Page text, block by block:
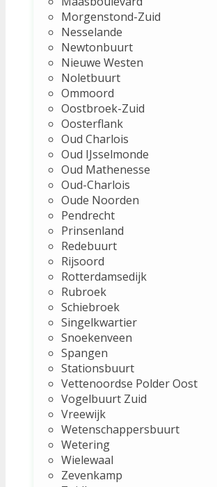
Morgenstond-Zuid
Nesselande
Newtonbuurt
Nieuwe Westen
Noletbuurt
Ommoord
Oostbroek-Zuid
Oosterflank
Oud Charlois
Oud IJsselmonde
Oud Mathenesse
Oud-Charlois
Oude Noorden
Pendrecht
Prinsenland
Redebuurt
Rijsoord
Rotterdamsedijk
Rubroek
Schiebroek
Singelkwartier
Snoekenveen
Spangen
Stationsbuurt
Vettenoordse Polder Oost
Vogelbuurt Zuid
Vreewijk
Wetenschappersbuurt
Wetering
Wielewaal
Zevenkamp